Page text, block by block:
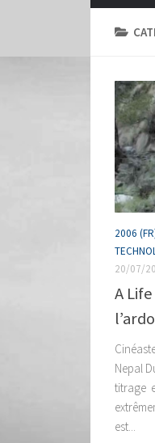
2006
20/07/
A
Nepal
titrage
est...